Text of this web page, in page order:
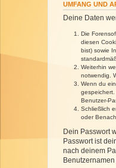
UMFANG UND
Deine Daten
Die
diesen
bist) sowie
Weiterhin
notwendig.
Wenn du
Benutzer-
Schließlich
oder
Dein Passwort
Passwort ist
nach deinem